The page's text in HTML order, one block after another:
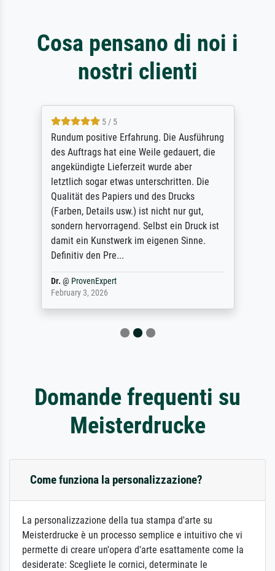
Cosa pensano di noi i
nostri clienti
5 / 5
Rundum positive Erfahrung. Die Ausführung
des Auftrags hat eine Weile gedauert, die
angekündigte Lieferzeit wurde aber
letztlich sogar etwas unterschritten. Die
Qualität des Papiers und des Drucks
(Farben, Details usw.) ist nicht nur gut,
sondern hervorragend. Selbst ein Druck ist
damit ein Kunstwerk im eigenen Sinne.
Definitiv den Pre...
Dr. @ ProvenExpert
February 3, 2026
Domande frequenti su
Meisterdrucke
Come funziona la personalizzazione?
La personalizzazione della tua stampa d'arte su
Meisterdrucke è un processo semplice e intuitivo che vi
permette di creare un'opera d'arte esattamente come la
desiderate: Scegliete le cornici, determinate le